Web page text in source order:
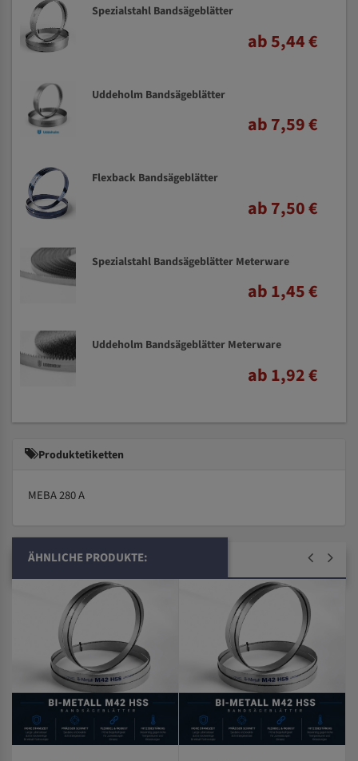
Spezialstahl Bandsägeblätter
ab 5,44 €
Uddeholm Bandsägeblätter
ab 7,59 €
Flexback Bandsägeblätter
ab 7,50 €
Spezialstahl Bandsägeblätter Meterware
ab 1,45 €
Uddeholm Bandsägeblätter Meterware
ab 1,92 €
Produktetiketten
MEBA 280 A
ÄHNLICHE PRODUKTE: